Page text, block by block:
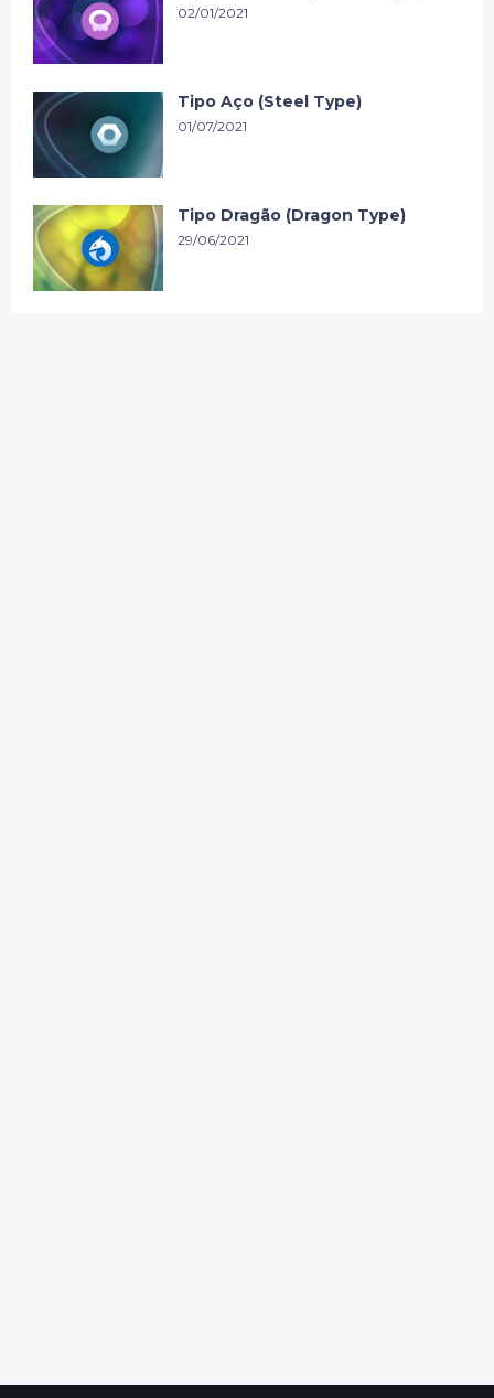
02/01/2021
Tipo Aço (Steel Type)
01/07/2021
Tipo Dragão (Dragon Type)
29/06/2021